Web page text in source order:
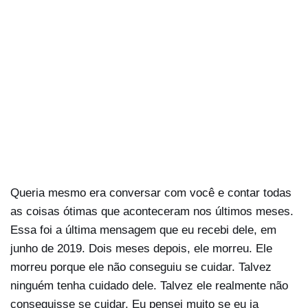
Queria mesmo era conversar com você e contar todas
as coisas ótimas que aconteceram nos últimos meses.
Essa foi a última mensagem que eu recebi dele, em
junho de 2019. Dois meses depois, ele morreu. Ele
morreu porque ele não conseguiu se cuidar. Talvez
ninguém tenha cuidado dele. Talvez ele realmente não
conseguisse se cuidar. Eu pensei muito se eu ia